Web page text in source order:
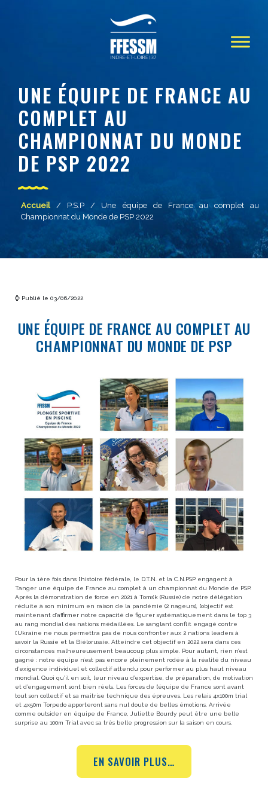
UNE ÉQUIPE DE FRANCE AU
COMPLET AU
CHAMPIONNAT DU MONDE
DE PSP 2022
Accueil/ P.S.P / Une équipe de France au complet au
Championnat du Monde de PSP 2022
⌚ Publié le 03/06/2022
UNE ÉQUIPE DE FRANCE AU COMPLET AU
CHAMPIONNAT DU MONDE DE PSP
Pour la 1ère fois dans l’histoire fédérale, le D.T.N. et la C.N.PSP engagent à
Tanger une équipe de France au complet à un championnat du Monde de PSP.
Après la démonstration de force en 2021 à Toms’k (Russie) de notre délégation
réduite à son minimum en raison de la pandémie (2 nageurs), l’objectif est
maintenant d’affirmer notre capacité de figurer systématiquement dans le top 3
au rang mondial des nations médaillées. Le sanglant conflit engagé contre
l’Ukraine ne nous permettra pas de nous confronter aux 2 nations leaders à
savoir la Russie et la Biélorussie. Atteindre cet objectif en 2022 sera dans ces
circonstances malheureusement beaucoup plus simple. Pour autant, rien n’est
gagné : notre équipe n’est pas encore pleinement rodée à la réalité du niveau
d’exigence individuel et collectif attendu pour performer au plus haut niveau
mondial. Quoi qu’il en soit, leur niveau d’expertise, de préparation, de motivation
et d’engagement sont bien réels. Les forces de l’équipe de France sont avant
tout son collectif et sa maitrise technique des épreuves. Les relais 4x100m trial
et 4x50m Torpedo apporteront sans nul doute de belles émotions. Arrivée
comme outsider en équipe de France, Juliette Bourdy peut être une belle
surprise au 100m Trial avec sa très belle progression sur la saison en cours.
EN SAVOIR PLUS…